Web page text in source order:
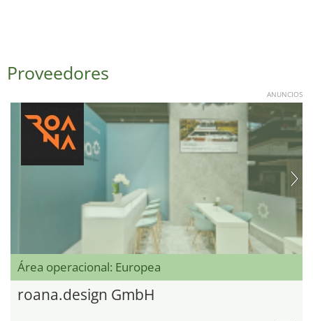
Proveedores
ANUNCIOS
Área operacional: Europea
roana.design GmbH